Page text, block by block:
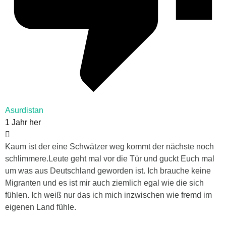
Asurdistan
1 Jahr her
Kaum ist der eine Schwätzer weg kommt der nächste noch
schlimmere.Leute geht mal vor die Tür und guckt Euch mal
um was aus Deutschland geworden ist. Ich brauche keine
Migranten und es ist mir auch ziemlich egal wie die sich
fühlen. Ich weiß nur das ich mich inzwischen wie fremd im
eigenen Land fühle.